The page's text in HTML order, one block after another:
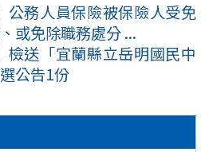
公務人員保險被保險人受免
或免除職務處分 ...
檢送「宜蘭縣立岳明國民中
公告1份